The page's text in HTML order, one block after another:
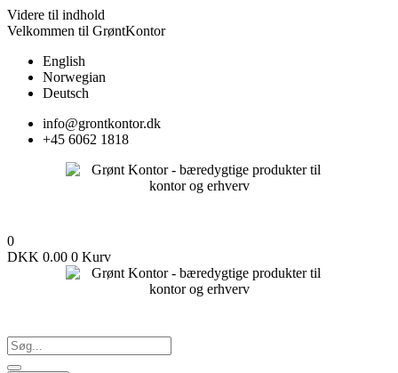
Videre til indhold
Velkommen til GrøntKontor
English
Norwegian
Deutsch
info@grontkontor.dk
+45 6062 1818
0
DKK 0.00 0 Kurv